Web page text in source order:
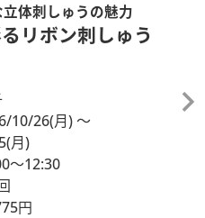
体刺しゅうの魅力
リボン刺しゅう
10/26(月)～
(月)
～12:30
円